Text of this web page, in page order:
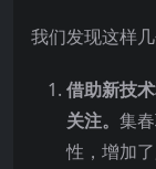
我们发现这样几
借助新技
关注。 集
性，增加